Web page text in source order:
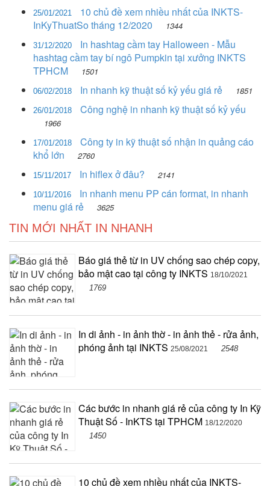
25/01/2021
10 chủ đề xem nhiều nhất của INKTS-
InKyThuatSo tháng 12/2020
1344
31/12/2020
In hashtag cầm tay Halloween - Mẫu
hashtag cầm tay bí ngô Pumpkin tại xưởng INKTS
TPHCM
1501
06/02/2018 In nhanh kỹ thuật số kỷ yếu giá rẻ 1851
26/01/2018 Công nghệ in nhanh kỹ thuật số kỷ yếu
1966
17/01/2018
Công ty in kỹ thuật số nhận in quảng cáo
khổ lớn
2760
15/11/2017 In hiflex ở đâu? 2141
10/11/2016
In nhanh menu PP cán format, in nhanh
menu giá rẻ
3625
TIN MỚI NHẤT IN NHANH
Báo giá thẻ từ in UV chống sao chép copy,
bảo mật cao tại công ty INKTS 18/10/2021
1769
In di ảnh - in ảnh thờ - in ảnh thẻ - rửa ảnh,
phóng ảnh tại INKTS 25/08/2021 2548
Các bước in nhanh giá rẻ của công ty In Kỹ
Thuật Số - InKTS tại TPHCM 18/12/2020
1450
10 chủ đề xem nhiều nhất của INKTS-